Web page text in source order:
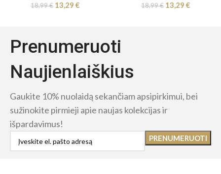
18,99€ 13,29 € 18,99€ 13,29 €
Prenumeruoti
Naujienlaiškius
Gaukite 10% nuolaidą sekančiam apsipirkimui, bei
sužinokite pirmieji apie naujas kolekcijas ir
išpardavimus!